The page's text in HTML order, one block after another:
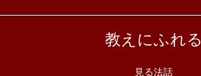
教えにふれる
見る法話